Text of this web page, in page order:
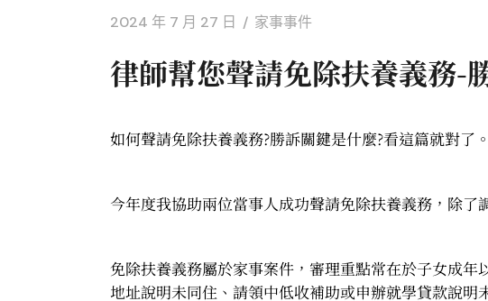
2024 年 7 月 27 日 家事事件
律師幫您聲請免除扶養義務-
如何聲請免除扶養義務?勝訴關鍵是什麼?看這篇就對了。
今年度我協助兩位當事人成功聲請免除扶養義務，除了
免除扶養義務屬於家事案件，審理重點常在於子女成
地址說明未同住、請領中低收補助或申辦就學貸款說